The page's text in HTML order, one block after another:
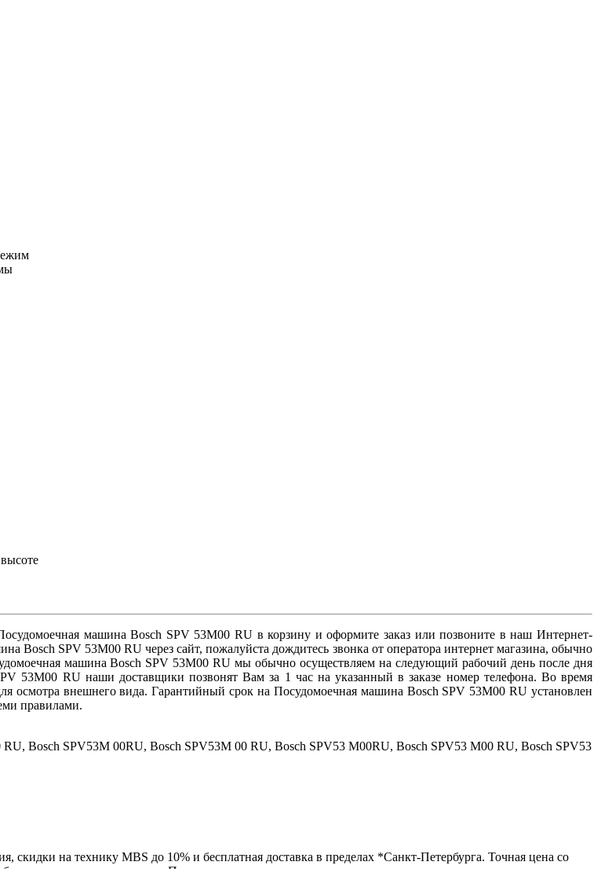
машина Bosch SPV 53M00 RU в корзину и оформите заказ или позвоните в наш Интернет-
Bosch SPV 53M00 RU через сайт, пожалуйста дождитесь звонка от оператора интернет магазина, обычно
машина Bosch SPV 53M00 RU мы обычно осуществляем на следующий рабочий день после дня
53M00 RU наши доставщики позвонят Вам за 1 час на указанный в заказе номер телефона. Во время
осмотра внешнего вида. Гарантийный срок на Посудомоечная машина Bosch SPV 53M00 RU установлен
правилами.
Bosch SPV53M 00RU, Bosch SPV53M 00 RU, Bosch SPV53 M00RU, Bosch SPV53 M00 RU, Bosch SPV53
скидки на технику MBS до 10% и бесплатная доставка в пределах *Санкт-Петербурга. Точная цена со